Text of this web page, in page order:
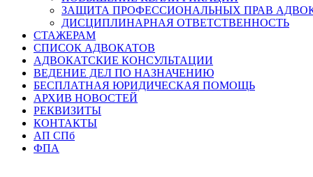
ЗАЩИТА ПРОФЕССИОНАЛЬНЫХ ПРАВ
ДИСЦИПЛИНАРНАЯ ОТВЕТСТВЕННОСТЬ
СТАЖЕРАМ
СПИСОК АДВОКАТОВ
АДВОКАТСКИЕ КОНСУЛЬТАЦИИ
ВЕДЕНИЕ ДЕЛ ПО НАЗНАЧЕНИЮ
БЕСПЛАТНАЯ ЮРИДИЧЕСКАЯ ПОМОЩЬ
АРХИВ НОВОСТЕЙ
РЕКВИЗИТЫ
КОНТАКТЫ
АП СПб
ФПА